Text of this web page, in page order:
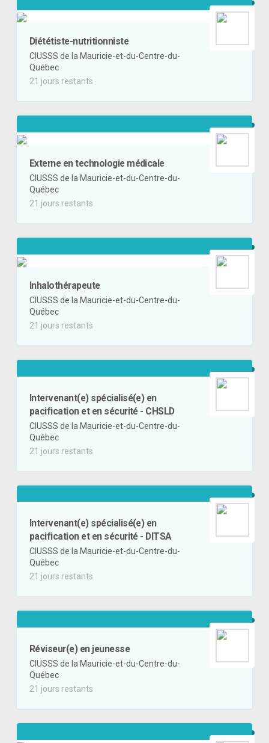
Diététiste-nutritionniste
CIUSSS de la Mauricie-et-du-Centre-du-
Québec
21 jours restants
Externe en technologie médicale
CIUSSS de la Mauricie-et-du-Centre-du-
Québec
21 jours restants
Inhalothérapeute
CIUSSS de la Mauricie-et-du-Centre-du-
Québec
21 jours restants
Intervenant(e) spécialisé(e) en
pacification et en sécurité - CHSLD
CIUSSS de la Mauricie-et-du-Centre-du-
Québec
21 jours restants
Intervenant(e) spécialisé(e) en
pacification et en sécurité - DITSA
CIUSSS de la Mauricie-et-du-Centre-du-
Québec
21 jours restants
Réviseur(e) en jeunesse
CIUSSS de la Mauricie-et-du-Centre-du-
Québec
21 jours restants